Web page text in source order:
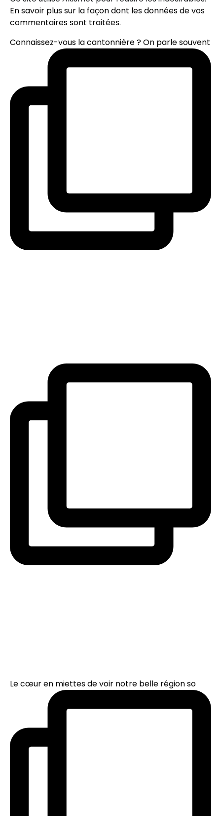
En savoir plus sur la façon dont les données de vos
commentaires sont traitées.
Connaissez-vous la cantonnière ? On parle souvent
Le cœur en miettes de voir notre belle région so